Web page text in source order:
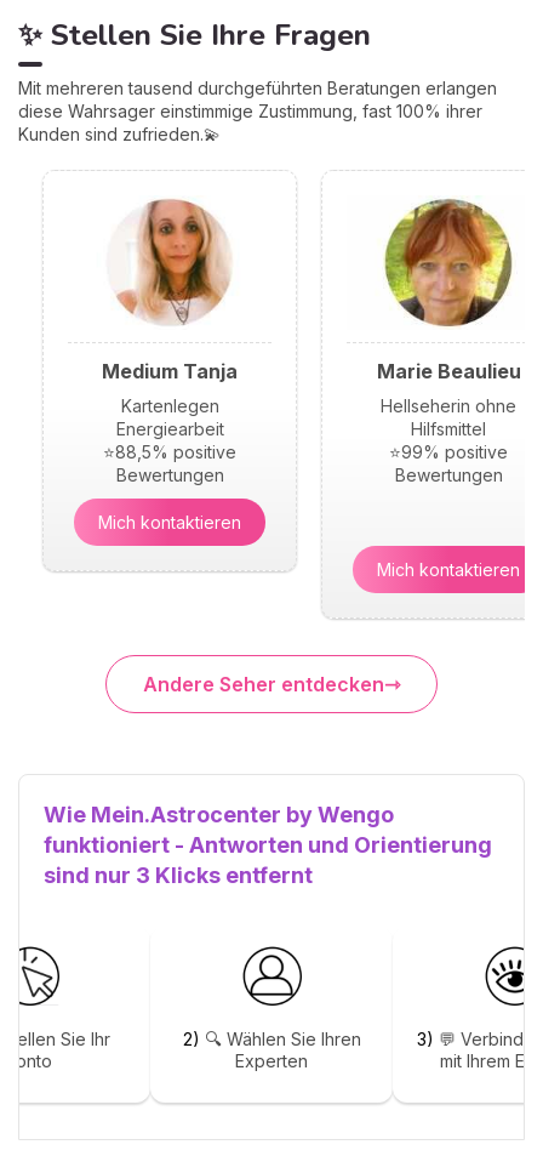
✨ Stellen Sie Ihre Fragen
Mit mehreren tausend durchgeführten Beratungen erlangen
diese Wahrsager einstimmige Zustimmung, fast 100% ihrer
Kunden sind zufrieden.💫
Medium Tanja
Kartenlegen
Energiearbeit
⭐88,5% positive
Bewertungen
Mich kontaktieren
Marie Beaulieu
Hellseherin ohne
Hilfsmittel
⭐99% positive
Bewertungen
Mich kontaktieren
Andere Seher entdecken
Wie Mein.Astrocenter by Wengo
funktioniert - Antworten und Orientierung
sind nur 3 Klicks entfernt
Sie Ihr
Konto
2) 🔍 Wählen Sie Ihren
Experten
3) 💬
mit Ihrem